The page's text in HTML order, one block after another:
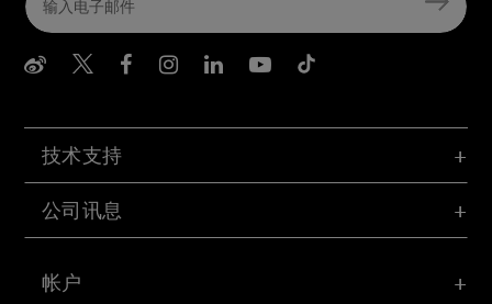
帐户
技术支持
公司讯息
Belkin Weibo
Belkin Twitter
Belkin Facebook
Belkin Instagram
Belkin LInkedIn
Belkin Youtube
Belkin